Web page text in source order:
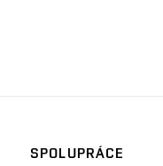
SPOLUPRÁCE